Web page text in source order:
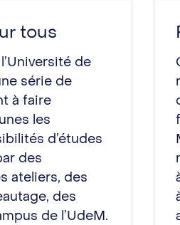
tous
de
série de
à faire
les
d’études
des
ateliers, des
des
de l’UdeM.